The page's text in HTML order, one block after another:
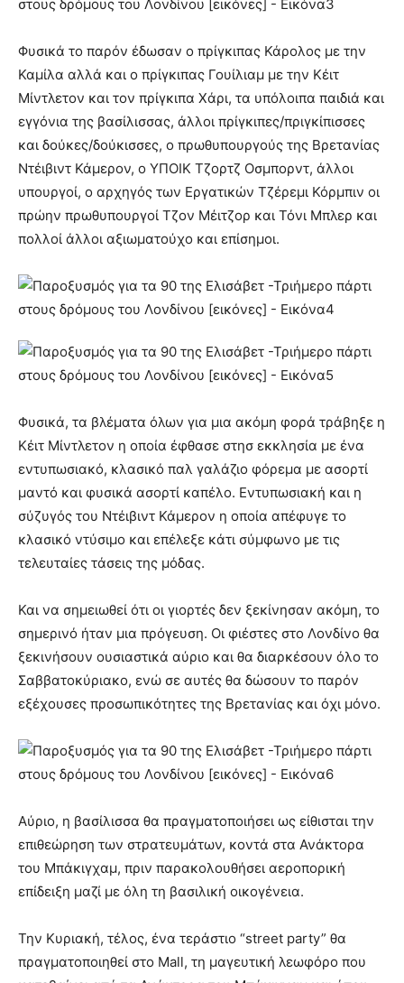
Φυσικά το παρόν έδωσαν ο πρίγκιπας Κάρολος με την
Καμίλα αλλά και ο πρίγκιπας Γουίλιαμ με την Κέιτ
Μίντλετον και τον πρίγκιπα Χάρι, τα υπόλοιπα παιδιά και
εγγόνια της βασίλισσας, άλλοι πρίγκιπες/πριγκίπισσες
και δούκες/δούκισσες, o πρωθυπουργούς της Βρετανίας
Ντέιβιντ Κάμερον, ο ΥΠΟΙΚ Τζορτζ Οσμπορντ, άλλοι
υπουργοί, ο αρχηγός των Εργατικών Τζέρεμι Κόρμπιν οι
πρώην πρωθυπουργοί Τζον Μέιτζορ και Τόνι Μπλερ και
πολλοί άλλοι αξιωματούχο και επίσημοι.
Φυσικά, τα βλέματα όλων για μια ακόμη φορά τράβηξε η
Κέιτ Μίντλετον η οποία έφθασε στησ εκκλησία με ένα
εντυπωσιακό, κλασικό παλ γαλάζιο φόρεμα με ασορτί
μαντό και φυσικά ασορτί καπέλο. Εντυπωσιακή και η
σύζυγός του Ντέιβιντ Κάμερον η οποία απέφυγε το
κλασικό ντύσιμο και επέλεξε κάτι σύμφωνο με τις
τελευταίες τάσεις της μόδας.
Και να σημειωθεί ότι οι γιορτές δεν ξεκίνησαν ακόμη, το
σημερινό ήταν μια πρόγευση. Οι φιέστες στο Λονδίνο θα
ξεκινήσουν ουσιαστικά αύριο και θα διαρκέσουν όλο το
Σαββατοκύριακο, ενώ σε αυτές θα δώσουν το παρόν
εξέχουσες προσωπικότητες της Βρετανίας και όχι μόνο.
Αύριο, η βασίλισσα θα πραγματοποιήσει ως είθισται την
επιθεώρηση των στρατευμάτων, κοντά στα Ανάκτορα
του Μπάκιγχαμ, πριν παρακολουθήσει αεροπορική
επίδειξη μαζί με όλη τη βασιλική οικογένεια.
Την Κυριακή, τέλος, ένα τεράστιο “street party” θα
πραγματοποιηθεί στο Mall, τη μαγευτική λεωφόρο που